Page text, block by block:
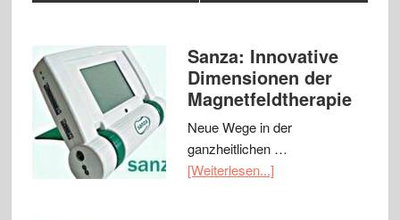
Sanza: Innovative
Dimensionen der
Magnetfeldtherapie
Neue Wege in der
ganzheitlichen …
[Weiterlesen...]